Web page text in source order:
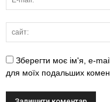
Зберегти моє ім'я, e-
для моїх подальших